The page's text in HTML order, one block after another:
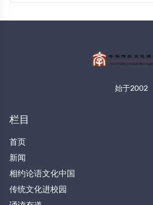
始于2002
栏目
首页
新闻
相约论语文化中国
传统文化进校园